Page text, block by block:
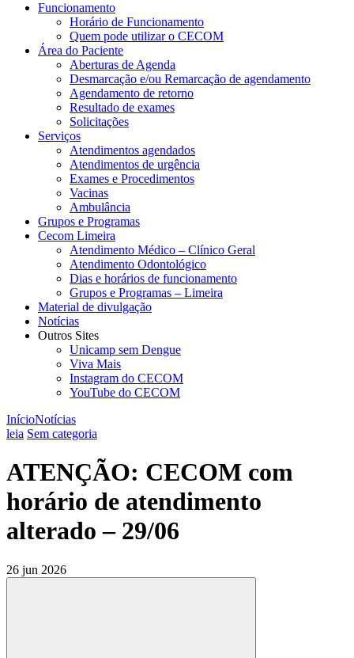
Funcionamento
Horário de Funcionamento
Quem pode utilizar o CECOM
Área do Paciente
Aberturas de Agenda
Desmarcação e/ou Remarcação de agendamento
Agendamento de retorno
Resultado de exames
Solicitações
Serviços
Atendimentos agendados
Atendimentos de urgência
Exames e Procedimentos
Vacinas
Ambulância
Grupos e Programas
Cecom Limeira
Atendimento Médico – Clínico Geral
Atendimento Odontológico
Dias e horários de funcionamento
Grupos e Programas – Limeira
Material de divulgação
Notícias
Outros Sites
Unicamp sem Dengue
Viva Mais
Instagram do CECOM
YouTube do CECOM
InícioNotícias
leia Sem categoria
ATENÇÃO: CECOM com
horário de atendimento
alterado – 29/06
26 jun 2026